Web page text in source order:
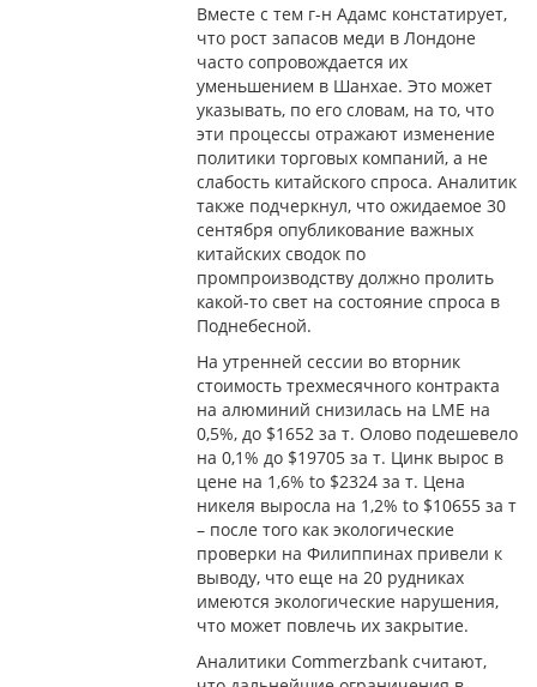
Вместе с тем г-н Адамс констатирует,
что рост запасов меди в Лондоне
часто сопровождается их
уменьшением в Шанхае. Это может
указывать, по его словам, на то, что
эти процессы отражают изменение
политики торговых компаний, а не
слабость китайского спроса. Аналитик
также подчеркнул, что ожидаемое 30
сентября опубликование важных
китайских сводок по
промпроизводству должно пролить
какой-то свет на состояние спроса в
Поднебесной.
На утренней сессии во вторник
стоимость трехмесячного контракта
на алюминий снизилась на LME на
0,5%, до $1652 за т. Олово подешевело
на 0,1% до $19705 за т. Цинк вырос в
цене на 1,6% to $2324 за т. Цена
никеля выросла на 1,2% to $10655 за т
– после того как экологические
проверки на Филиппинах привели к
выводу, что еще на 20 рудниках
имеются экологические нарушения,
что может повлечь их закрытие.
Аналитики Commerzbank считают,